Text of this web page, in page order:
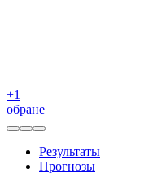
+1
обране
Результаты
Прогнозы